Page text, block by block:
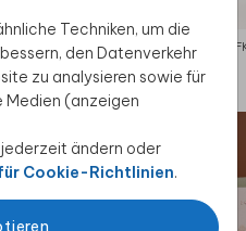
Techniken, um die
den Datenverkehr
zu analysieren sowie für
Medien (anzeigen
ändern oder
Cookie-Richtlinien.
auch gefallen